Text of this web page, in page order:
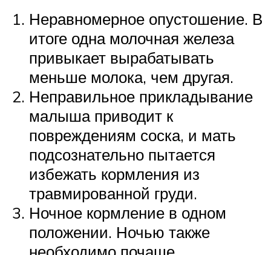
Неравномерное опустошение. В
итоге одна молочная железа
привыкает вырабатывать
меньше молока, чем другая.
Неправильное прикладывание
малыша приводит к
повреждениям соска, и мать
подсознательно пытается
избежать кормления из
травмированной груди.
Ночное кормление в одном
положении. Ночью также